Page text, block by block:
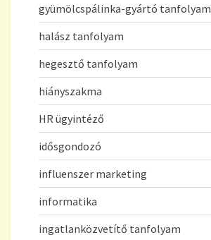
gyümölcspálinka-gyártó tanfolyam
halász tanfolyam
hegesztő tanfolyam
hiányszakma
HR ügyintéző
idősgondozó
influenszer marketing
informatika
ingatlanközvetítő tanfolyam